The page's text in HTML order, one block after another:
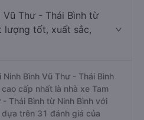
Thư - Thái Bình từ
lượng tốt, xuất sắc,
Bình Vũ Thư - Thái Bình
cấp nhất là nhà xe Tam
Thái Bình từ Ninh Bình với
trên 31 đánh giá của